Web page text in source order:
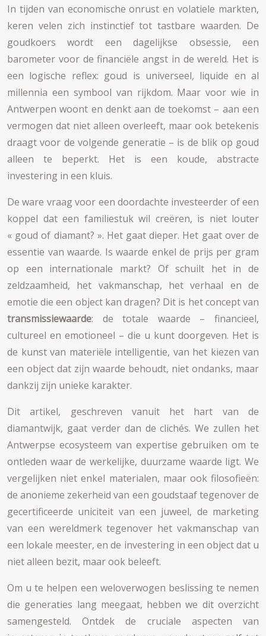
In tijden van economische onrust en volatiele markten,
keren velen zich instinctief tot tastbare waarden. De
goudkoers wordt een dagelijkse obsessie, een
barometer voor de financiële angst in de wereld. Het is
een logische reflex: goud is universeel, liquide en al
millennia een symbool van rijkdom. Maar voor wie in
Antwerpen woont en denkt aan de toekomst – aan een
vermogen dat niet alleen overleeft, maar ook betekenis
draagt voor de volgende generatie – is de blik op goud
alleen te beperkt. Het is een koude, abstracte
investering in een kluis.
De ware vraag voor een doordachte investeerder of een
koppel dat een familiestuk wil creëren, is niet louter
« goud of diamant? ». Het gaat dieper. Het gaat over de
essentie van waarde. Is waarde enkel de prijs per gram
op een internationale markt? Of schuilt het in de
zeldzaamheid, het vakmanschap, het verhaal en de
emotie die een object kan dragen? Dit is het concept van
transmissiewaarde: de totale waarde – financieel,
cultureel en emotioneel – die u kunt doorgeven. Het is
de kunst van materiële intelligentie, van het kiezen van
een object dat zijn waarde behoudt, niet ondanks, maar
dankzij zijn unieke karakter.
Dit artikel, geschreven vanuit het hart van de
diamantwijk, gaat verder dan de clichés. We zullen het
Antwerpse ecosysteem van expertise gebruiken om te
ontleden waar de werkelijke, duurzame waarde ligt. We
vergelijken niet enkel materialen, maar ook filosofieën:
de anonieme zekerheid van een goudstaaf tegenover de
gecertificeerde uniciteit van een juweel, de marketing
van een wereldmerk tegenover het vakmanschap van
een lokale meester, en de investering in een object dat u
niet alleen bezit, maar ook beleeft.
Om u te helpen een weloverwogen beslissing te nemen
die generaties lang meegaat, hebben we dit overzicht
samengesteld. Ontdek de cruciale aspecten van